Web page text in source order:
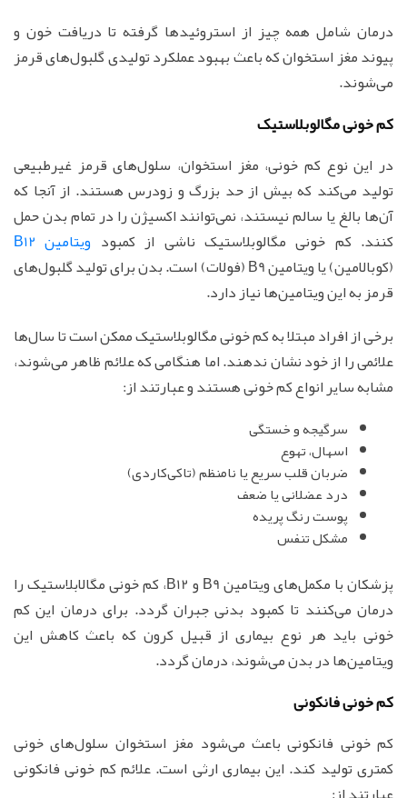
درمان شامل همه چیز از استروئیدها گرفته تا دریافت خون و
پیوند مغز استخوان که باعث بهبود عملکرد تولیدی گلبول‌های قرمز
می‌شوند.
کم خونی مگالوبلاستیک
در این نوع کم خونی، مغز استخوان، سلول‌های قرمز غیرطبیعی
تولید می‌کند که بیش از حد بزرگ و زودرس هستند. از آنجا که
آن‌ها بالغ یا سالم نیستند، نمی‌توانند اکسیژن را در تمام بدن حمل
کنند. کم خونی مگالوبلاستیک ناشی از کمبود ویتامین B12
(کوبالامین) یا ویتامین B9 (فولات) است. بدن برای تولید گلبول‌های
قرمز به این ویتامین‌ها نیاز دارد.
برخی از افراد مبتلا به کم خونی مگالوبلاستیک ممکن است تا سال‌ها
علائمی را از خود نشان ندهند. اما هنگامی که علائم ظاهر می‌شوند،
مشابه سایر انواع کم خونی هستند و عبارتند از:
سرگیجه و خستگی
اسهال، تهوع
ضربان قلب سریع یا نامنظم (تاکی‌کاردی)
درد عضلانی یا ضعف
پوست رنگ پریده
مشکل تنفس
پزشکان با مکمل‌های ویتامین B9 و B12، کم خونی مگالابلاستیک را
درمان می‌کنند تا کمبود بدنی جبران گردد. برای درمان این کم
خونی باید هر نوع بیماری از قبیل کرون که باعث کاهش این
ویتامین‌ها در بدن می‌شوند، درمان گردد.
کم خونی فانکونی
کم خونی فانکونی باعث می‌شود مغز استخوان سلول‌های خونی
کمتری تولید کند. این بیماری ارثی است. علائم کم خونی فانکونی